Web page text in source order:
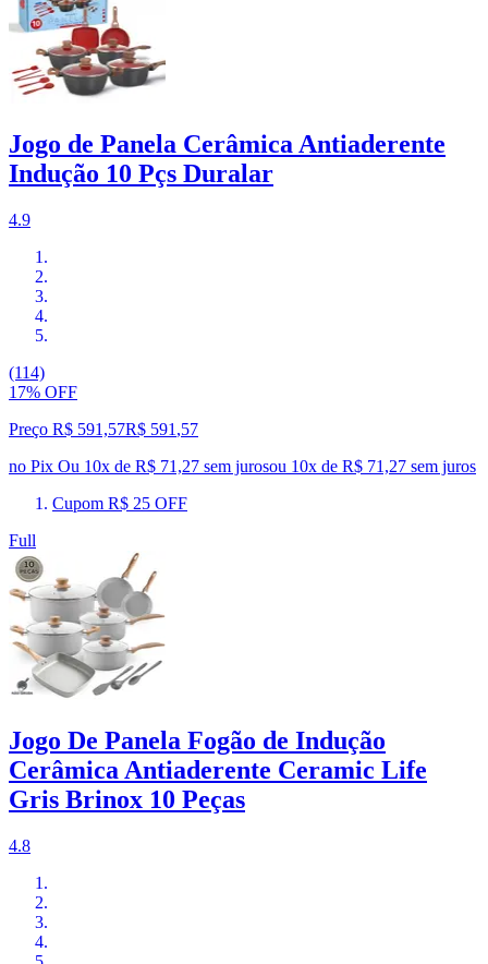
Jogo de Panela Cerâmica Antiaderente
Indução 10 Pçs Duralar
4.9
(114)
17% OFF
Preço R$ 591,57R$ 591 ,57
no Pix Ou 10x de R$ 71,27 sem jurosou 10x de R$ 71,27 sem juros
Cupom R$ 25 OFF
Full
Jogo De Panela Fogão de Indução
Cerâmica Antiaderente Ceramic Life
Gris Brinox 10 Peças
4.8